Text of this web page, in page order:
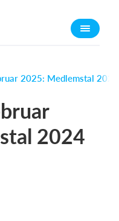
2025: Medlemstal 2024
2024